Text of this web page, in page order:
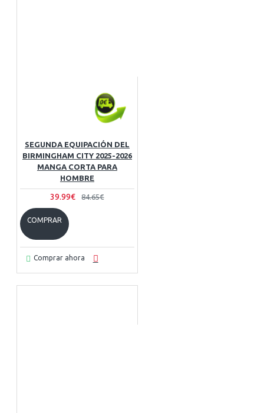
SEGUNDA EQUIPACIÓN DEL
BIRMINGHAM CITY 2025-2026
MANGA CORTA PARA
HOMBRE
39.99€ 84.65€
COMPRAR
Comprar ahora